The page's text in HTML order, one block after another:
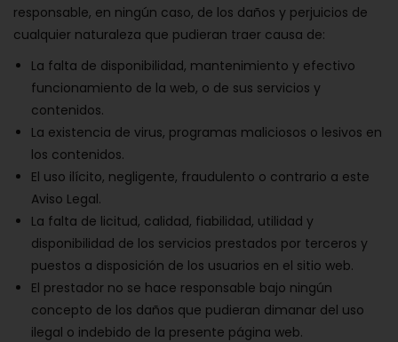
responsable, en ningún caso, de los daños y perjuicios de
cualquier naturaleza que pudieran traer causa de:
La falta de disponibilidad, mantenimiento y efectivo
funcionamiento de la web, o de sus servicios y
contenidos.
La existencia de virus, programas maliciosos o lesivos en
los contenidos.
El uso ilícito, negligente, fraudulento o contrario a este
Aviso Legal.
La falta de licitud, calidad, fiabilidad, utilidad y
disponibilidad de los servicios prestados por terceros y
puestos a disposición de los usuarios en el sitio web.
El prestador no se hace responsable bajo ningún
concepto de los daños que pudieran dimanar del uso
ilegal o indebido de la presente página web.